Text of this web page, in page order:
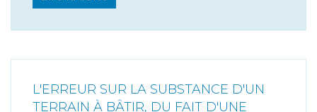
L'ERREUR SUR LA SUBSTANCE D'UN
TERRAIN À BÂTIR, DU FAIT D'UNE